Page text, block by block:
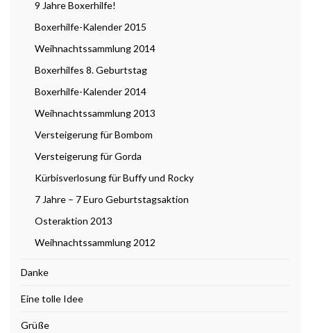
9 Jahre Boxerhilfe!
Boxerhilfe-Kalender 2015
Weihnachtssammlung 2014
Boxerhilfes 8. Geburtstag
Boxerhilfe-Kalender 2014
Weihnachtssammlung 2013
Versteigerung für Bombom
Versteigerung für Gorda
Kürbisverlosung für Buffy und Rocky
7 Jahre – 7 Euro Geburtstagsaktion
Osteraktion 2013
Weihnachtssammlung 2012
Danke
Eine tolle Idee
Grüße